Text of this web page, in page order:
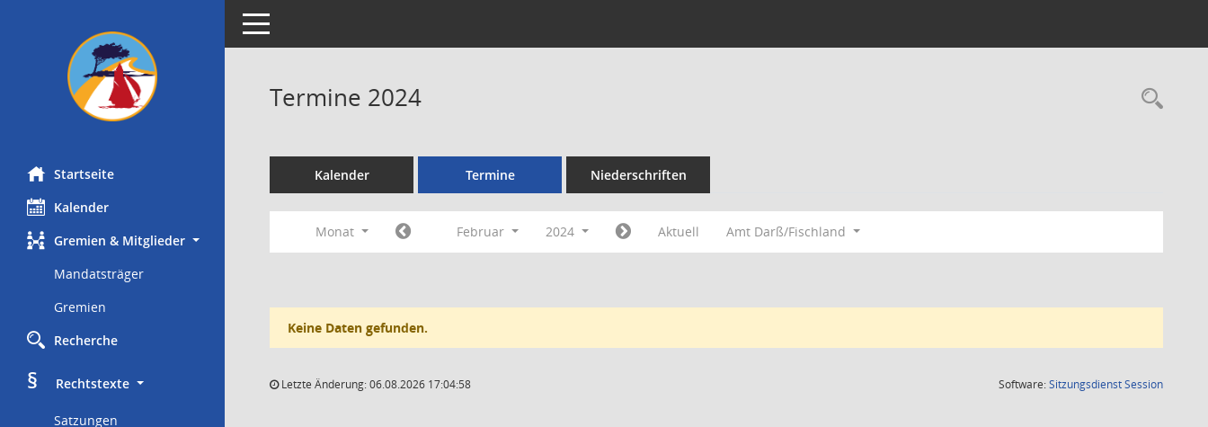
Startseite
Kalender
Gremien & Mitglieder
Mandatsträger
Gremien
Recherche
§
     Rechtstexte
Satzungen
Toggle navigation
Termine 2024
Kalender Termine Niederschriften
Monat Februar 2024 Aktuell Amt Darß/Fischland
Keine Daten gefunden.
Letzte Änderung: 06.08.2026 17:04:58 Software:SitzungsdienstSession(Wird in